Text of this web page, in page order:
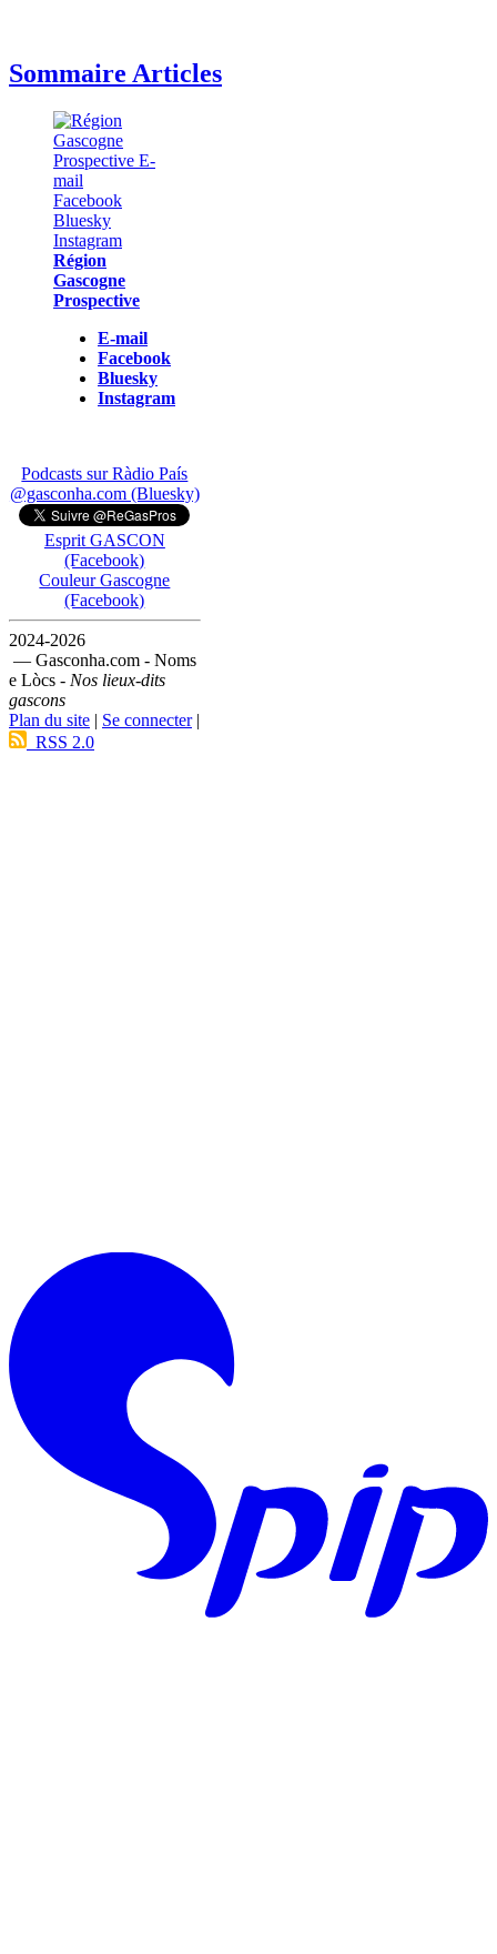
Sommaire Articles
Région
Gascogne
Prospective
E-mail
Facebook
Bluesky
Instagram
Podcasts sur Ràdio País
@gasconha.com (Bluesky)
Esprit GASCON
(Facebook)
Couleur Gascogne
(Facebook)
2024-2026
— Gasconha.com - Noms
e Lòcs - Nos lieux-dits
gascons
Plan du site | Se connecter|
RSS 2.0